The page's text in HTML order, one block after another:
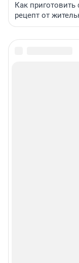
Как
рецепт от